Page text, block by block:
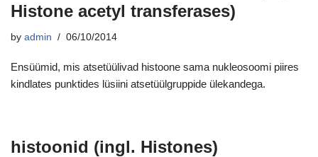
Histone acetyl transferases)
by admin 06/10/2014
Ensüümid, mis atsetüülivad histoone sama nukleosoomi piires
kindlates punktides lüsiini atsetüülgruppide ülekandega.
histoonid (ingl. Histones)